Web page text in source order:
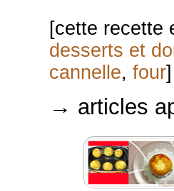
[cette recette
desserts et
cannelle, four]
→ articles